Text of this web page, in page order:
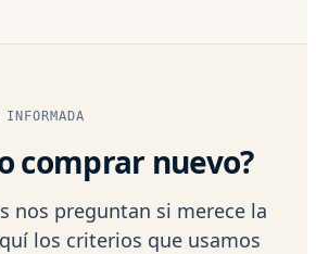
comprar nuevo?
nos preguntan si merece la
los criterios que usamos